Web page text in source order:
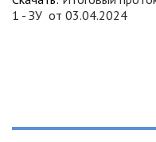
1 - ЗУ от 03.04.2024